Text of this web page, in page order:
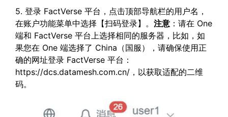
5. 登录 FactVerse 平台，点击顶部导航栏的用户名，
在账户功能菜单中选择【扫码登录】。 注意 ：请在 One
端和 FactVerse 平台上选择相同的服务器，比如，如
果您在 One 端选择了 China（国服），请确保使用正
确的网址登录 FactVerse 平台：
https://dcs.datamesh.com.cn/，以获取适配的二维
码。